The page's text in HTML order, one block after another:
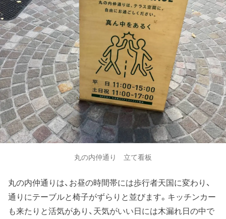
丸の内仲通り 立て看板
丸の内仲通りは、お昼の時間帯には歩行者天国に変わり、
通りにテーブルと椅子がずらりと並びます。キッチンカー
も来たりと活気があり、天気がいい日には木漏れ日の中で